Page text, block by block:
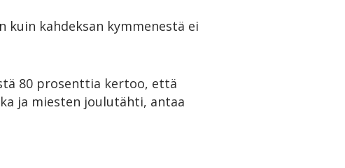
kuin kahdeksan kymmenestä ei
80 prosenttia kertoo, että
ja miesten joulutähti, antaa